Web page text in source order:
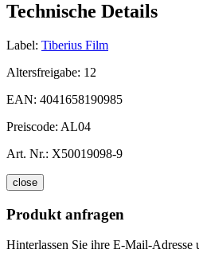
Technische Details
Label: Tiberius Film
Altersfreigabe: 12
EAN: 4041658190985
Preiscode: AL04
Art. Nr.: X50019098-9
close
Produkt anfragen
Hinterlassen Sie ihre E-Mail-